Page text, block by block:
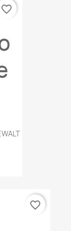
favorite_border
favorite_border